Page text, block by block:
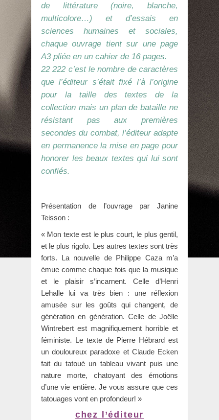
de littérature (noire, blanche,
multicolore…) et d’essais en
sciences humaines et sociales,
chaque ouvrage tient sur une page
A3 pliée en un cahier de 16 pages.
22 222 c’est le nombre de caractères
que l’éditeur s’était fixé l’à l’origine
pour la taille des textes de la
collection mais un plan de bataille ne
résistant pas aux premières
secondes du combat, l’éditeur adapte
en permanence la mise en page pour
honorer les beaux textes qui lui sont
confiés.
Présentation de l’ouvrage par Janine
Teisson :
« Mon texte est le plus court, le plus gentil,
et le plus rigolo. Les autres textes sont très
forts. La nouvelle de Philippe Caza m’a
émue comme chaque fois que la musique
et le plaisir s’incarnent. Celle d’Henri
Lehalle lui va très bien : une réflexion
amusée sur les goûts qui changent, de
génération en génération. Celle de Joëlle
Wintrebert est magnifiquement horrible et
féministe. Le texte de Pierre Hébrard est
un douloureux paradoxe et Claude Ecken
fait du tatoué un tableau vivant puis une
nature morte, chatoyant des émotions
d’une vie entière. Je vous assure que ces
tatouages vont en profondeur! »
chez l’éditeur